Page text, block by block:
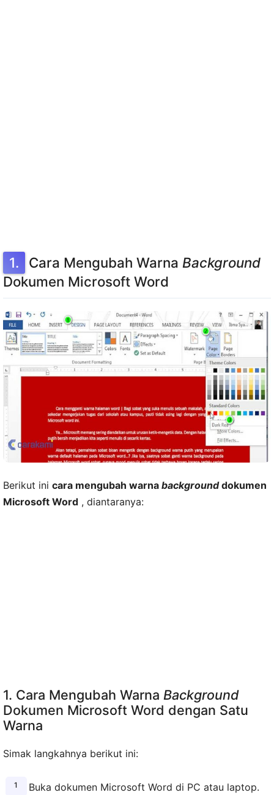
Cara Mengubah Warna Background
Dokumen Microsoft Word
Berikut ini cara mengubah warna backgrounddokumen
Microsoft Word , diantaranya:
1. Cara Mengubah Warna Background
Dokumen Microsoft Word dengan Satu
Warna
Simak langkahnya berikut ini:
Buka dokumen Microsoft Word di PC atau laptop.